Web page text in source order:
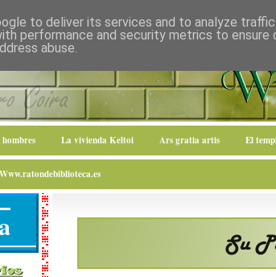
hombres La vivienda Keltoi Ars gratia artis El
Www.ratondebiblioteca.es
to deliver its services and to analyze
performance and security metrics to
abuse.